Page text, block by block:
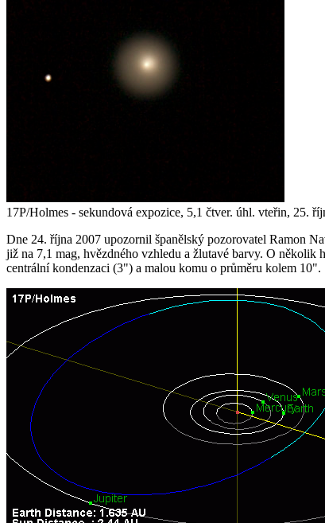
17P/Holmes - sekundová expozice, 5,1 čtver. úhl. vteřin, 25.
Dne 24. října 2007 upozornil španělský pozorovatel Ramon
již na 7,1 mag, hvězdného vzhledu a žlutavé barvy. O několik
centrální kondenzaci (3") a malou komu o průměru kolem 10".